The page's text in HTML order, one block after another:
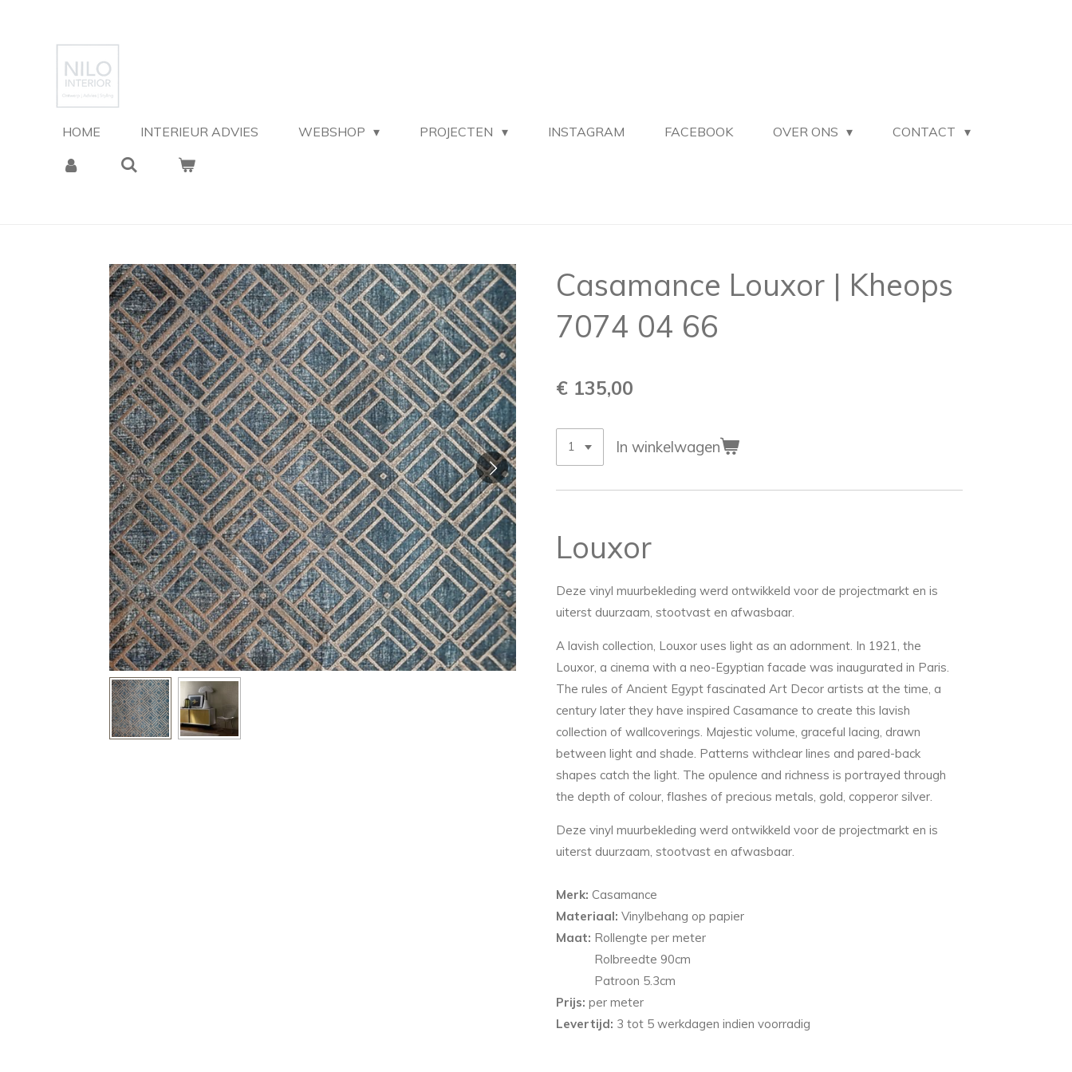
hoofdinhoud
HOME INTERIEUR ADVIES WEBSHOP PROJECTEN INSTAGRAM FACEBOOK OVER ONS CONTACT
Casamance Louxor | Kheops
7074 04 66
€ 135,00
In winkelwagen
Louxor
Deze vinyl muurbekleding werd ontwikkeld voor de projectmarkt en is
uiterst duurzaam, stootvast en afwasbaar.
A lavish collection, Louxor uses light as an adornment. In 1921, the
Louxor, a cinema with a neo-Egyptian facade was inaugurated in Paris.
The rules of Ancient Egypt fascinated Art Decor artists at the time, a
century later they have inspired Casamance to create this lavish
collection of wallcoverings. Majestic volume, graceful lacing, drawn
between light and shade. Patterns withclear lines and pared-back
shapes catch the light. The opulence and richness is portrayed through
the depth of colour, flashes of precious metals, gold, copperor silver.
Deze vinyl muurbekleding werd ontwikkeld voor de projectmarkt en is
uiterst duurzaam, stootvast en afwasbaar.
Merk: Casamance
Materiaal: Vinylbehang op papier
Maat: Rollengte per meter
Rolbreedte 90cm
Patroon 5.3cm
Prijs: per meter
Levertijd: 3 tot 5 werkdagen indien voorradig